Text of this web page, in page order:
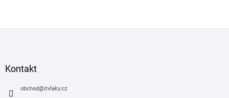
Kontakt
obchod@itvlaky.cz